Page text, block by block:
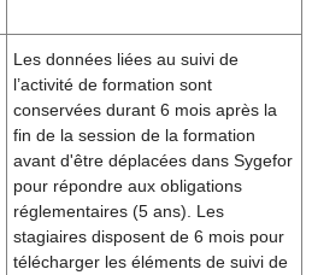
Les données liées au suivi de
l’activité de formation sont
conservées durant 6 mois après la
fin de la session de la formation
avant d'être déplacées dans Sygefor
pour répondre aux obligations
réglementaires (5 ans). Les
stagiaires disposent de 6 mois pour
télécharger les éléments de suivi de